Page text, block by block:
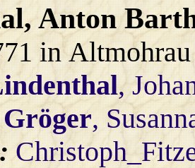
, Anton
in Altmohrau
,
Gröger,